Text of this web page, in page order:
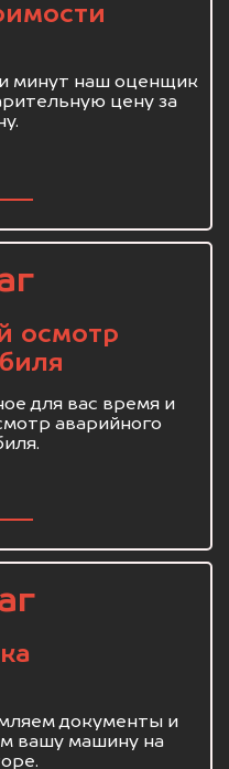
минут наш оценщик
цену за
осмотр
для вас время и
аварийного
документы и
вашу машину на